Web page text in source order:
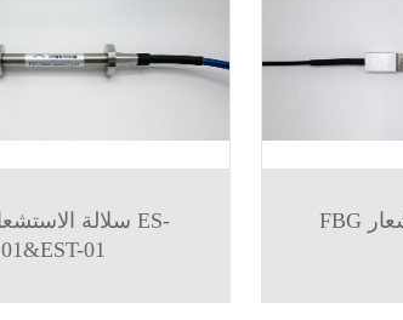
01&EST-01
FBG سلالة الاستشعار MS-